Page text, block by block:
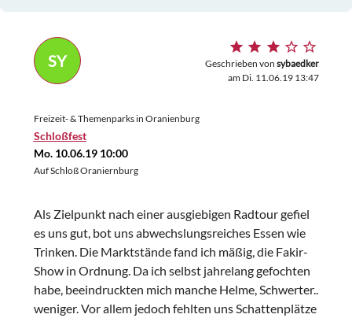
SY Geschrieben von sybaedker
am Di. 11.06.19 13:47
Freizeit- & Themenparks in Oranienburg
Schloßfest
Mo. 10.06.19 10:00
Auf Schloß Oraniernburg
Als Zielpunkt nach einer ausgiebigen Radtour gefiel
es uns gut, bot uns abwechslungsreiches Essen wie
Trinken. Die Marktstände fand ich mäßig, die Fakir-
Show in Ordnung. Da ich selbst jahrelang gefochten
habe, beeindruckten mich manche Helme, Schwerter..
weniger. Vor allem jedoch fehlten uns Schattenplätze